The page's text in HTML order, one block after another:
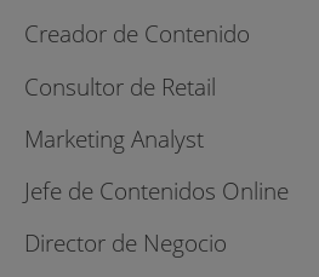
Creador de Contenido
Consultor de Retail
Marketing Analyst
Jefe de Contenidos Online
Director de Negocio